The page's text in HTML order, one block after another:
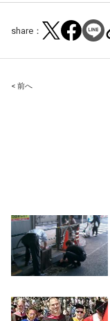
share：
Post
< 前へ